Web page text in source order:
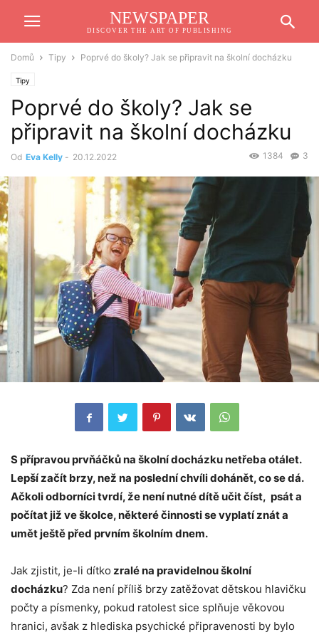
NEWSPAPER
DISCOVER THE ART OF PUBLISHING
Domů Tipy Poprvé do školy? Jak se připravit na školní docházku
Tipy
Poprvé do školy? Jak se
připravit na školní docházku
Od Eva Kelly - 20.12.2022 3
1384
S přípravou prvňáčků na školní docházku netřeba otálet.
Lepší začít brzy, než na poslední chvíli dohánět, co se dá.
Ačkoli odborníci tvrdí, že není nutné dítě učit číst, psát a
počítat již ve školce, některé činnosti se vyplatí znát a
umět ještě před prvním školním dnem.
Jak zjistit, je-li dítko zralé na pravidelnou školní
docházku? Zda není příliš brzy zatěžovat dětskou hlavičku
počty a písmenky, pokud ratolest sice splňuje věkovou
hranici, avšak z hlediska psychické připravenosti by bylo